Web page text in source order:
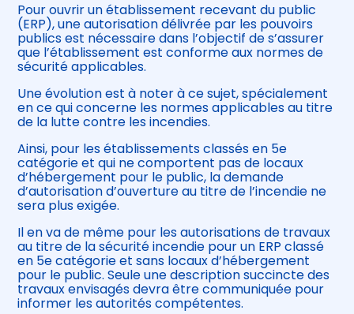
Pour ouvrir un établissement recevant du public
(ERP), une autorisation délivrée par les pouvoirs
publics est nécessaire dans l’objectif de s’assurer
que l’établissement est conforme aux normes de
sécurité applicables.
Une évolution est à noter à ce sujet, spécialement
en ce qui concerne les normes applicables au titre
de la lutte contre les incendies.
Ainsi, pour les établissements classés en 5e
catégorie et qui ne comportent pas de locaux
d’hébergement pour le public, la demande
d’autorisation d’ouverture au titre de l’incendie ne
sera plus exigée.
Il en va de même pour les autorisations de travaux
au titre de la sécurité incendie pour un ERP classé
en 5e catégorie et sans locaux d’hébergement
pour le public. Seule une description succincte des
travaux envisagés devra être communiquée pour
informer les autorités compétentes.